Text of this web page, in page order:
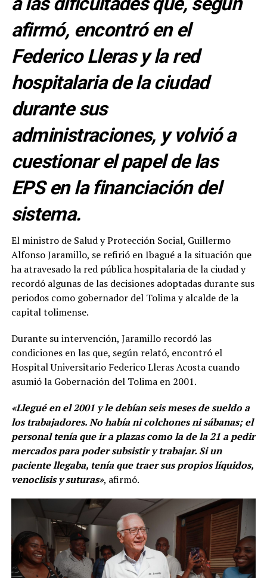
afirmó, encontró en el
Federico Lleras y la red
hospitalaria de la ciudad
durante sus
administraciones, y volvió a
cuestionar el papel de las
EPS en la financiación del
sistema.
El ministro de Salud y Protección Social, Guillermo
Alfonso Jaramillo, se refirió en Ibagué a la situación que
ha atravesado la red pública hospitalaria de la ciudad y
recordó algunas de las decisiones adoptadas durante sus
periodos como gobernador del Tolima y alcalde de la
capital tolimense.
Durante su intervención, Jaramillo recordó las
condiciones en las que, según relató, encontró el
Hospital Universitario Federico Lleras Acosta cuando
asumió la Gobernación del Tolima en 2001.
«Llegué en el 2001 y le debían seis meses de sueldo a
los trabajadores. No había ni colchones ni sábanas; el
personal tenía que ir a plazas como la de la 21 a pedir
mercados para poder subsistir y trabajar. Si un
paciente llegaba, tenía que traer sus propios líquidos,
venoclisis y suturas», afirmó.